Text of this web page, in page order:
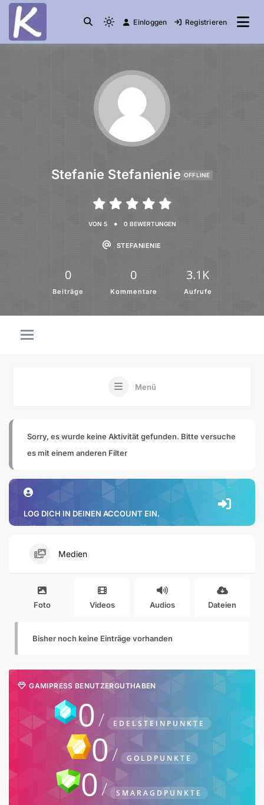
die Community Einloggen Registrieren
Stefanie Stefanienie OFFLINE
VON 5 • 0 BEWERTUNGEN
STEFANIENIE
0
Beiträge
0
Kommentare
3.1K
Aufrufe
Menü
Sorry, es wurde keine Aktivität gefunden. Bitte versuche
es mit einem anderen Filter
LOG DICH IN DEINEN ACCOUNT EIN.
Medien
Foto Videos Audios Dateien
Bisher noch keine Einträge vorhanden
GAMIPRESS BENUTZERGUTHABEN
0 EDELSTEINPUNKTE
0 GOLDPUNKTE
0 SMARAGDPUNKTE